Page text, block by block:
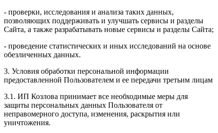
- проверки, исследования и анализа таких данных,
позволяющих поддерживать и улучшать сервисы и разделы
Сайта, а также разрабатывать новые сервисы и разделы Сайта;
- проведение статистических и иных исследований на основе
обезличенных данных.
3. Условия обработки персональной информации
предоставленной Пользователем и ее передачи третьим лицам
3.1. ИП Козлова принимает все необходимые меры для
защиты персональных данных Пользователя от
неправомерного доступа, изменения, раскрытия или
уничтожения.